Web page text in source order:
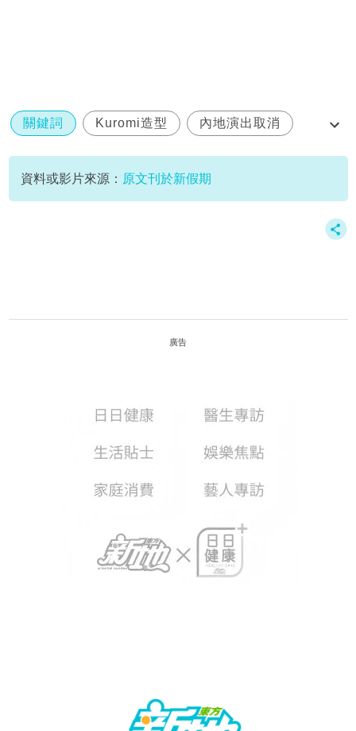
關鍵詞 Kuromi造型 內地演出取消
炎明熹
資料或影片來源： 原文刊於新假期
廣告